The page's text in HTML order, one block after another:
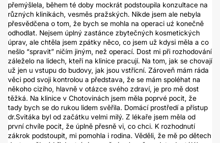
přemýšlela, během té doby mockrát podstoupila konzultace na
různých klinikách, vesměs pražských. Nikde jsem ale nebyla
přesvědčena o tom, že bych se mohla na operaci uź konečně
odhodlat. Nejsem úplný zastánce zbytečných kosmetických
úprav, ale chtěla jsem zpátky něco, co jsem už kdysi měla a co
nešlo “spravit” ničím jiným, než operací. Dost mi při rozhodování
záleželo na lidech, kteří na klinice pracují. Na tom, jak se chovají
už jen u vstupu do budovy, jak jsou vstřícní. Zároveň mám ráda
věci pod svoji kontrolou a představa, že se mám spoléhat na
někoho cizího, hlavně v otázce svého zdraví, je pro mě dost
těžká. Na klinice v Chotovinách jsem měla poprvé pocit, že
tady bych se do rukou lidem svěřila. Domácí prostředí a přístup
dr.Svitáka byl od začátku velmi milý. Z lékaře jsem měla od
první chvíle pocit, že úplně přesně vi, co chci. K rozhodnutí
zákrok podstoupit, mi pomohla i rodina. Věděli, že mě po dětech